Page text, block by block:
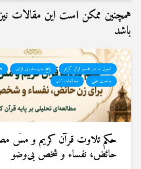
همچنین ممکن است این مقالات نیز
باشد
اصول ما در تفسیر قرآن کریم پاسخ به پرسشهای قرآنی
مباحث علمی
مطالعات زنان
حكم تلاوت قرآن كريم و مسّ
حائض، نفساء و شخص بی‌وضو